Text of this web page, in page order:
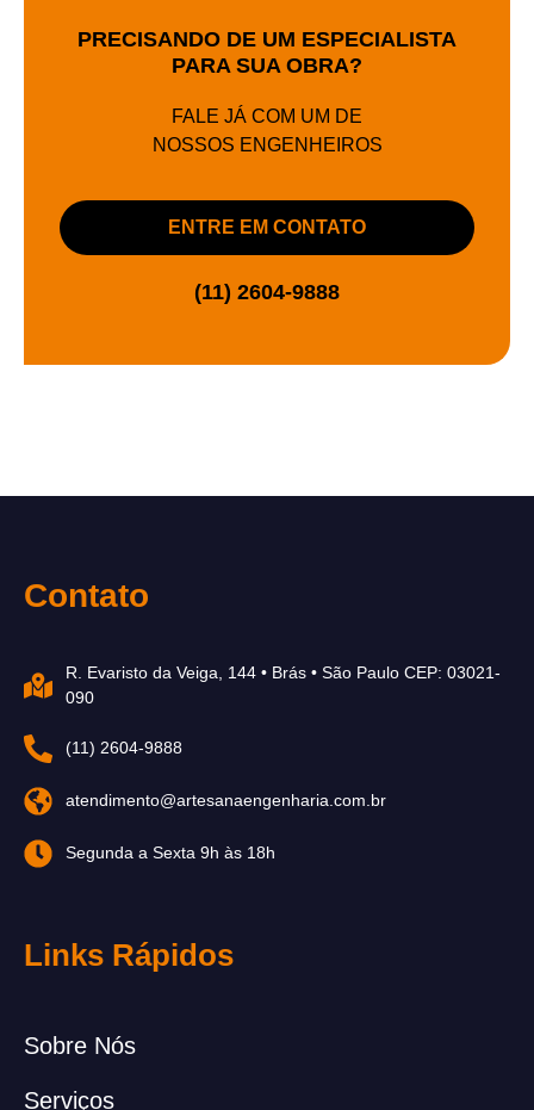
PRECISANDO DE UM ESPECIALISTA
PARA SUA OBRA?
FALE JÁ COM UM DE
NOSSOS ENGENHEIROS
ENTRE EM CONTATO
(11) 2604-9888
Links Rápidos
Sobre Nós
Serviços
Contato
R. Evaristo da Veiga, 144 • Brás • São Paulo CEP: 03021-
090
(11) 2604-9888
atendimento@artesanaengenharia.com.br
Segunda a Sexta 9h às 18h